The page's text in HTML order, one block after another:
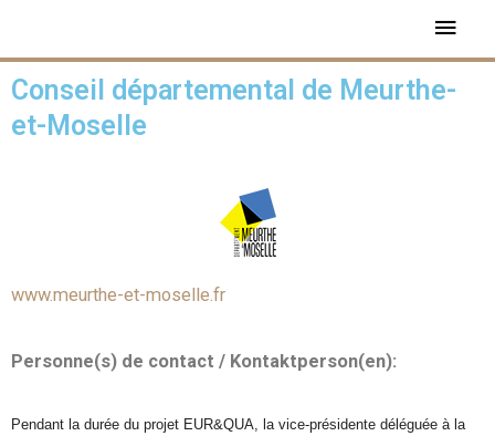
Conseil départemental de Meurthe-
et-Moselle
www.meurthe-et-moselle.fr
Personne(s) de contact / Kontaktperson(en):
Pendant la durée du projet EUR&QUA, la vice-présidente déléguée à la